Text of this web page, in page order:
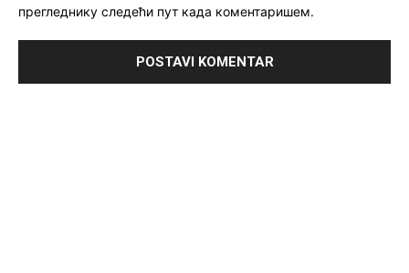
прегледнику следећи пут када коментаришем.